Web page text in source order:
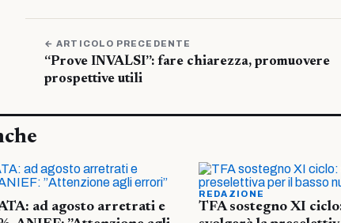
← ARTICOLO PRECEDENTE
“Prove INVALSI”: fare chiarezza, promuovere
prospettive utili
ad agosto arretrati e
REDAZIONE
TFA sostegno XI